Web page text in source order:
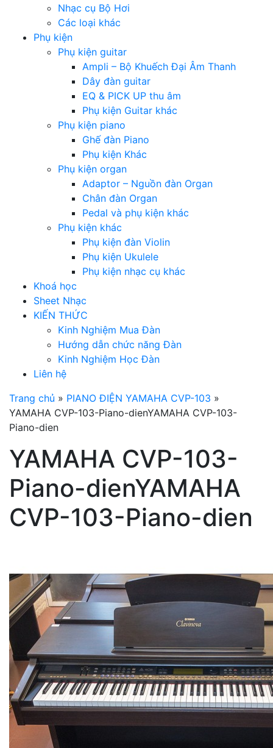
Nhạc cụ Bộ Hơi
Các loại khác
Phụ kiện
Phụ kiện guitar
Ampli – Bộ Khuếch Đại Âm Thanh
Dây đàn guitar
EQ & PICK UP thu âm
Phụ kiện Guitar khác
Phụ kiện piano
Ghế đàn Piano
Phụ kiện Khác
Phụ kiện organ
Adaptor – Nguồn đàn Organ
Chân đàn Organ
Pedal và phụ kiện khác
Phụ kiện khác
Phụ kiện đàn Violin
Phụ kiện Ukulele
Phụ kiện nhạc cụ khác
Khoá học
Sheet Nhạc
KIẾN THỨC
Kinh Nghiệm Mua Đàn
Hướng dẫn chức năng Đàn
Kinh Nghiệm Học Đàn
Liên hệ
Trang chủ » PIANO ĐIỆN YAMAHA CVP-103 »
YAMAHA CVP-103-Piano-dienYAMAHA CVP-103-
Piano-dien
YAMAHA CVP-103-
Piano-dienYAMAHA
CVP-103-Piano-dien